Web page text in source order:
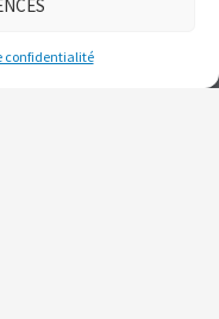
confidentialité